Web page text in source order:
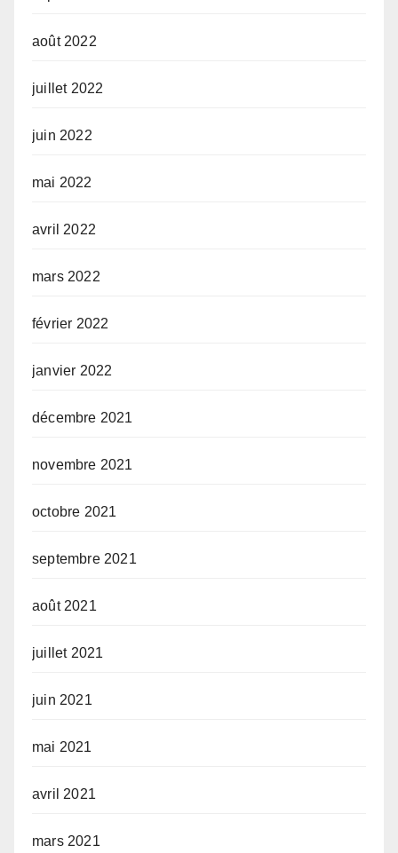
août 2022
juillet 2022
juin 2022
mai 2022
avril 2022
mars 2022
février 2022
janvier 2022
décembre 2021
novembre 2021
octobre 2021
septembre 2021
août 2021
juillet 2021
juin 2021
mai 2021
avril 2021
mars 2021